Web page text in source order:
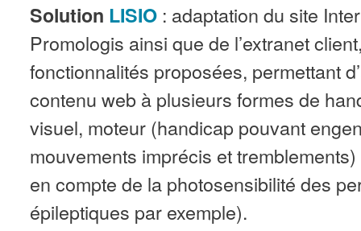
Solution LISIO : adaptation du site
Promologis ainsi que de l’extranet
fonctionnalités proposées, permettant
contenu web à plusieurs formes de
visuel, moteur (handicap pouvant
mouvements imprécis et
en compte de la photosensibilité des
épileptiques par exemple).